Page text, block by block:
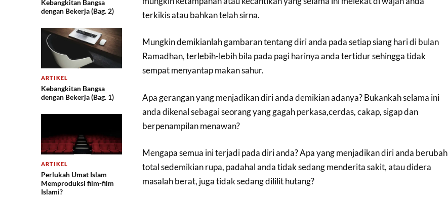
Kebangkitan Bangsa
dengan Bekerja (Bag. 2)
ARTIKEL
Kebangkitan Bangsa
dengan Bekerja (Bag. 1)
ARTIKEL
Perlukah Umat Islam
Memproduksi film-film
Islami?
terkikis atau bahkan telah sirna.
Mungkin demikianlah gambaran tentang diri anda pada setiap siang hari di bulan
Ramadhan, terlebih-lebih bila pada pagi harinya anda tertidur sehingga tidak
sempat menyantap makan sahur.
Apa gerangan yang menjadikan diri anda demikian adanya? Bukankah selama ini
anda dikenal sebagai seorang yang gagah perkasa,cerdas, cakap, sigap dan
berpenampilan menawan?
Mengapa semua ini terjadi pada diri anda? Apa yang menjadikan diri anda berubah
total sedemikian rupa, padahal anda tidak sedang menderita sakit, atau didera
masalah berat, juga tidak sedang dililit hutang?